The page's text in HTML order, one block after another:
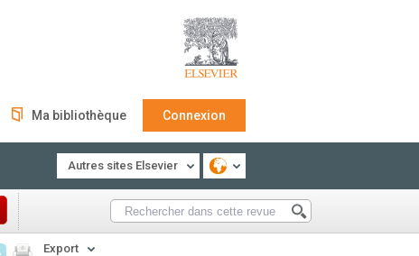
Ma bibliothèque Connexion
Autres sites Elsevier
Export